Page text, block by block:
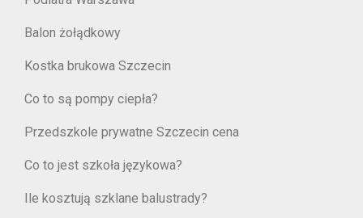
Balon żołądkowy
Kostka brukowa Szczecin
Co to są pompy ciepła?
Przedszkole prywatne Szczecin cena
Co to jest szkoła językowa?
Ile kosztują szklane balustrady?